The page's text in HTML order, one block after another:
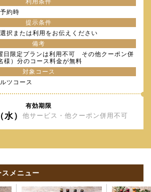
予約時
提示条件
択または利用をお伝えください
備考
日限定プランは利用不可 その他クーポン併
）分のコース料金が無料
対象コース
ツコース
有効期限
） 他サービス・他クーポン併用不可
スメニュー